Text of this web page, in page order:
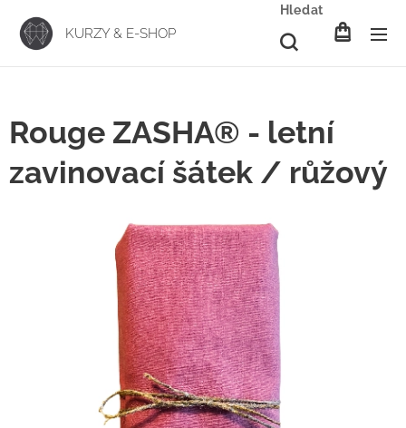
KURZY & E-SHOP
Hledat
Rouge ZASHA® - letní
zavinovací šátek / růžový